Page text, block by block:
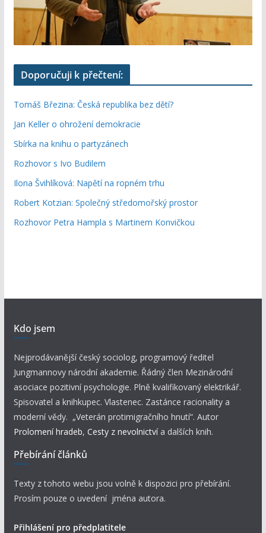
Doporučuji k přečtení:
Tomáš Březina: Česká republika bez dětí?
Jan Keller o ohrožení demokracie
Sbírka na knihu o partyzánech
Rozhovor s Ivo Budilem
Ilona Švihlíková: Napětí na ropném trhu
Robert Kotzian: Společný středomořský prostor
Rozhovor Petra Hampla s Martinem Konvičkou
Kdo jsem
Nejprodávanější český sociolog, programový ředitel
Jungmannovy národní akademie. Řádný člen Mezinárodní
asociace pozitivní psychologie. Plně kvalifikovaný elektrikář.
Spisovatel a knihkupec. Vlastenec. Zastánce racionality a
moderní vědy. „Veterán protimigračního hnutí“. Autor
Prolomení hradeb, Cesty z nevolnictví a dalších knih.
Přebírání článků
Texty z tohoto webu jsou volně k dispozici pro přebírání.
Prosím pouze o uvedení jména autora.
Přihlášení pro předplatitele